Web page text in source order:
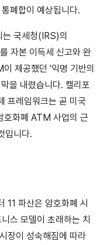
폐합이 예상됩니다.
국세청(IRS)의
자본 이득세 신고와 완
제공했던 '익명 기반의
을 내렸습니다. 캘리포
프레임워크는 곧 미국
호화폐 ATM 사업의 근
입니다.
11 파산은 암호화폐 시
스 모델이 초래하는 치
장이 성숙해짐에 따라